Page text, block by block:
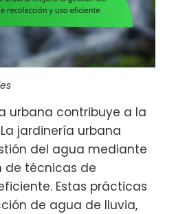
urbana contribuye a la
jardinería urbana
del agua mediante
de técnicas de
Estas prácticas
de agua de lluvia,